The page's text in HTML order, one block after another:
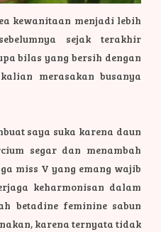
kewanitaan menjadi lebih
sejak terakhir
bilas yang bersih dengan
merasakan busanya
saya suka karena daun
segar dan menambah
miss V yang emang wajib
keharmonisan dalam
betadine feminine sabun
karena ternyata tidak